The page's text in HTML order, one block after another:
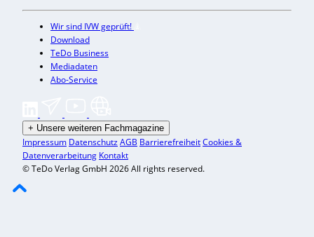
Wir sind IVW geprüft!
Download
TeDo Business
Mediadaten
Abo-Service
+ Unsere weiteren Fachmagazine
Impressum DatenschutzAGB BarrierefreiheitCookies &
Datenverarbeitung Kontakt
© TeDo Verlag GmbH 2026 All rights reserved.